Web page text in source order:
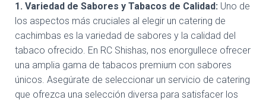
1. Variedad de Sabores y Tabacos de Calidad: Uno de
los aspectos más cruciales al elegir un catering de
cachimbas es la variedad de sabores y la calidad del
tabaco ofrecido. En RC Shishas, nos enorgullece ofrecer
una amplia gama de tabacos premium con sabores
únicos. Asegúrate de seleccionar un servicio de catering
que ofrezca una selección diversa para satisfacer los